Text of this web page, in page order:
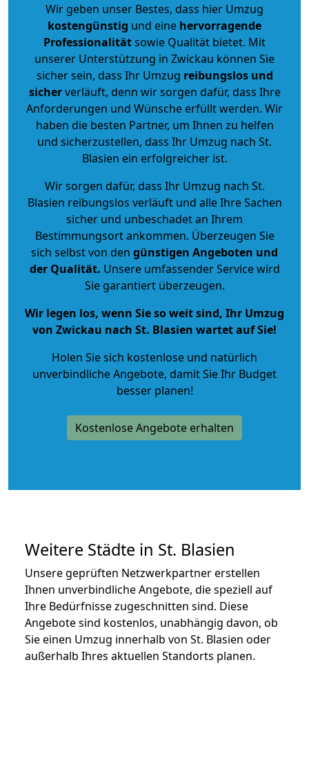
Wir geben unser Bestes, dass hier Umzug
kostengünstig und eine hervorragende
Professionalitätsowie Qualität bietet. Mit
unserer Unterstützung in Zwickau können Sie
sicher sein, dass Ihr Umzug reibungslos und
sicherverläuft, denn wir sorgen dafür, dass Ihre
Anforderungen und Wünsche erfüllt werden. Wir
haben die besten Partner, um Ihnen zu helfen
und sicherzustellen, dass Ihr Umzug nach St.
Blasien ein erfolgreicher ist.
Wir sorgen dafür, dass Ihr Umzug nach St.
Blasien reibungslos verläuft und alle Ihre Sachen
sicher und unbeschadet an Ihrem
Bestimmungsort ankommen. Überzeugen Sie
sich selbst von den günstigen Angeboten und
der Qualität. Unsere umfassender Service wird
Sie garantiert überzeugen.
Wir legen los, wenn Sie so weit sind, Ihr Umzug
von Zwickau nach St. Blasien wartet auf Sie!
Holen Sie sich kostenlose und natürlich
unverbindliche Angebote, damit Sie Ihr Budget
besser planen!
Kostenlose Angebote erhalten
Weitere Städte in St. Blasien
Unsere geprüften Netzwerkpartner erstellen
Ihnen unverbindliche Angebote, die speziell auf
Ihre Bedürfnisse zugeschnitten sind. Diese
Angebote sind kostenlos, unabhängig davon, ob
Sie einen Umzug innerhalb von St. Blasien oder
außerhalb Ihres aktuellen Standorts planen.